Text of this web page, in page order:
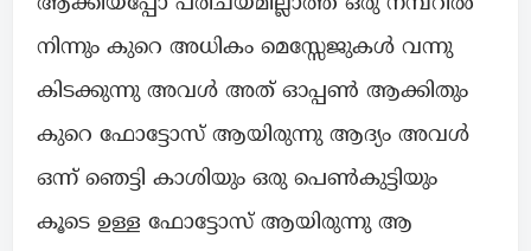
നിന്നും കുറെ അധികം മെസ്സേജുകൾ വന്നു
കിടക്കുന്നു അവൾ അത് ഓപ്പൺ ആക്കിതും
കുറെ ഫോട്ടോസ് ആയിരുന്നു ആദ്യം അവൾ
ഒന്ന് ഞെട്ടി കാശിയും ഒരു പെൺകുട്ടിയും
കൂടെ ഉള്ള ഫോട്ടോസ് ആയിരുന്നു ആ